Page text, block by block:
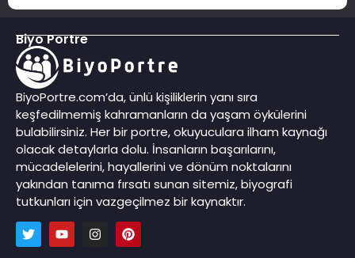
Biyo Portre
BiyoPortre.com’da, ünlü kişiliklerin yanı sıra
keşfedilmemiş kahramanların da yaşam öykülerini
bulabilirsiniz. Her bir portre, okuyuculara ilham kaynağı
olacak detaylarla dolu. İnsanların başarılarını,
mücadelelerini, hayallerini ve dönüm noktalarını
yakından tanıma fırsatı sunan sitemiz, biyografi
tutkunları için vazgeçilmez bir kaynaktır.